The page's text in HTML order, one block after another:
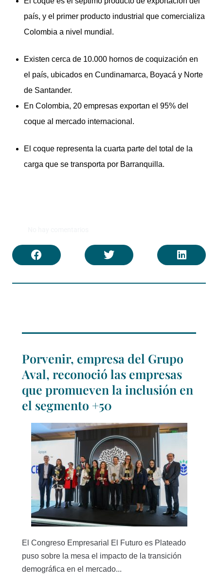
país, y el primer producto industrial que comercializa
Colombia a nivel mundial.
Existen cerca de 10.000 hornos de coquización en
el país, ubicados en Cundinamarca, Boyacá y Norte
de Santander.
En Colombia, 20 empresas exportan el 95% del
coque al mercado internacional.
El coque representa la cuarta parte del total de la
carga que se transporta por Barranquilla.
Porvenir, empresa del Grupo
Aval, reconoció las empresas
que promueven la inclusión en
el segmento +50
El Congreso Empresarial El Futuro es Plateado
puso sobre la mesa el impacto de la transición
demográfica en el mercado...